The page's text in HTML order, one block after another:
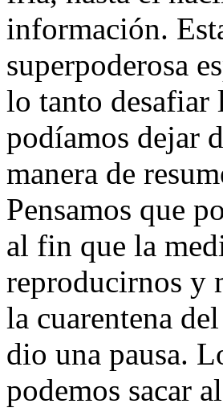
información.
superpoderosa
lo tanto desafiar
podíamos dejar
manera de
Pensamos que
al fin que la
reproducirnos y
la cuarentena
dio una pausa.
podemos sacar